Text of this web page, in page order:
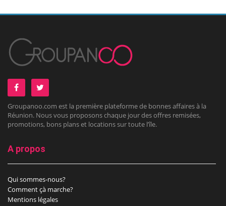
Groupanoo.com est la première plateforme de bonnes affaires à la
Réunion. Nous vous proposons chaque jour des offres remisées,
promotions, bons plans et locations sur toute l’île.
A propos
Qui sommes-nous?
Comment çà marche?
Mentions légales